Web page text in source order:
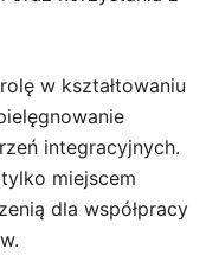
w kształtowaniu
integracyjnych.
miejscem
dla współpracy